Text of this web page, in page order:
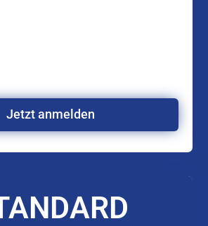
Jetzt anmelden